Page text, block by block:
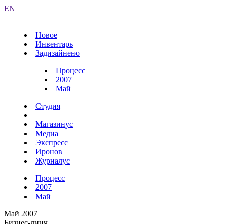
EN
Новое
Инвентарь
Задизайнено
Процесс
2007
Май
Студия
Магазинус
Медиа
Экспресс
Иронов
Журналус
Процесс
2007
Май
Май 2007